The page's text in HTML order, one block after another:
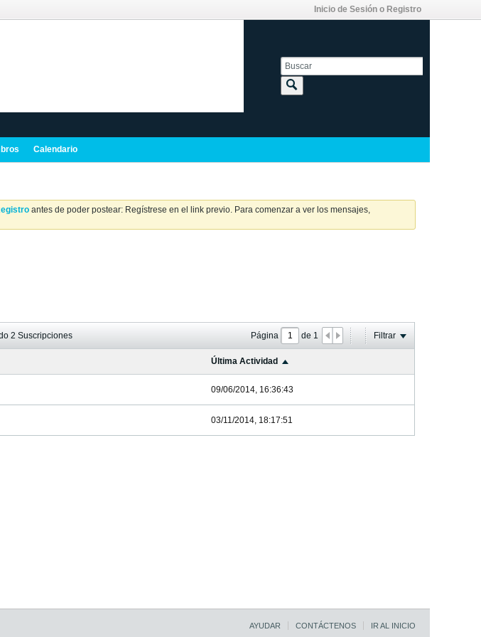
Inicio de Sesión o Registro
Calendario
antes de poder postear: Regístrese en el link previo. Para comenzar a ver los mensajes,
2 Suscripciones Página de 1 Filtrar
Última Actividad
09/06/2014, 16:36:43
03/11/2014, 18:17:51
AYUDAR CONTÁCTENOS IR AL INICIO